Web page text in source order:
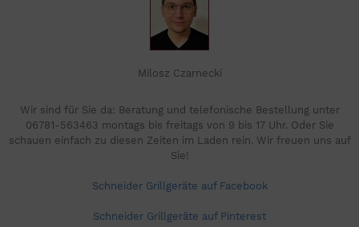
Milosz Czarnecki
Wir sind für Sie da: Beratung und telefonische Bestellung unter
06781-563463 montags bis freitags von 9 bis 17 Uhr. Oder Sie
schauen einfach zu diesen Zeiten im Laden rein. Wir freuen uns auf
Sie!
Schneider Grillgeräte auf Facebook
Schneider Grillgeräte auf Pinterest